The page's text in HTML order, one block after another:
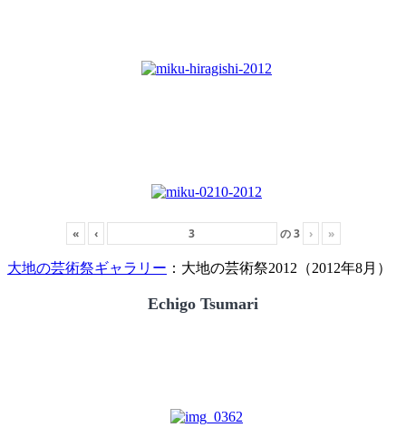
« ‹ の3 › »
大地の芸術祭ギャラリー ：大地の芸術祭2012（2012年8月）
Echigo Tsumari